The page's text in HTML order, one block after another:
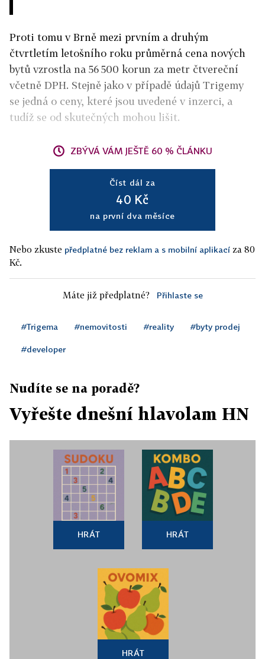
Proti tomu v Brně mezi prvním a druhým
čtvrtletím letošního roku průměrná cena nových
bytů vzrostla na 56 500 korun za metr čtvereční
včetně DPH. Stejně jako v případě údajů Trigemy
se jedná o ceny, které jsou uvedené v inzerci, a
tudíž se od skutečných mohou lišit.
ZBÝVÁ VÁM JEŠTĚ 60 % ČLÁNKU
Číst dál za
40 Kč
na první dva měsíce
Nebo zkuste předplatné bez reklam a s mobilní aplikací za 80
Kč.
Máte již předplatné? Přihlaste se
#Trigema #nemovitosti #reality #byty prodej
#developer
Nudíte se na poradě?
Vyřešte dnešní hlavolam HN
HRÁT HRÁT
HRÁT